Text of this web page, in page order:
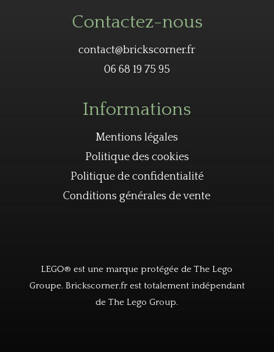
Contactez-nous
contact@brickscorner.fr
06 68 19 75 95
Informations
Mentions légales
Politique des cookies
Politique de confidentialité
Conditions générales de vente
LEGO® est une marque protégée de The Lego
Groupe. Brickscorner.fr est totalement indépendant
de The Lego Group.